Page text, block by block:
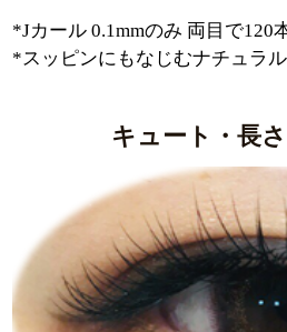
*Jカール 0.1mmのみ 両目で120
*スッピンにもなじむナチュラ
キュート・長